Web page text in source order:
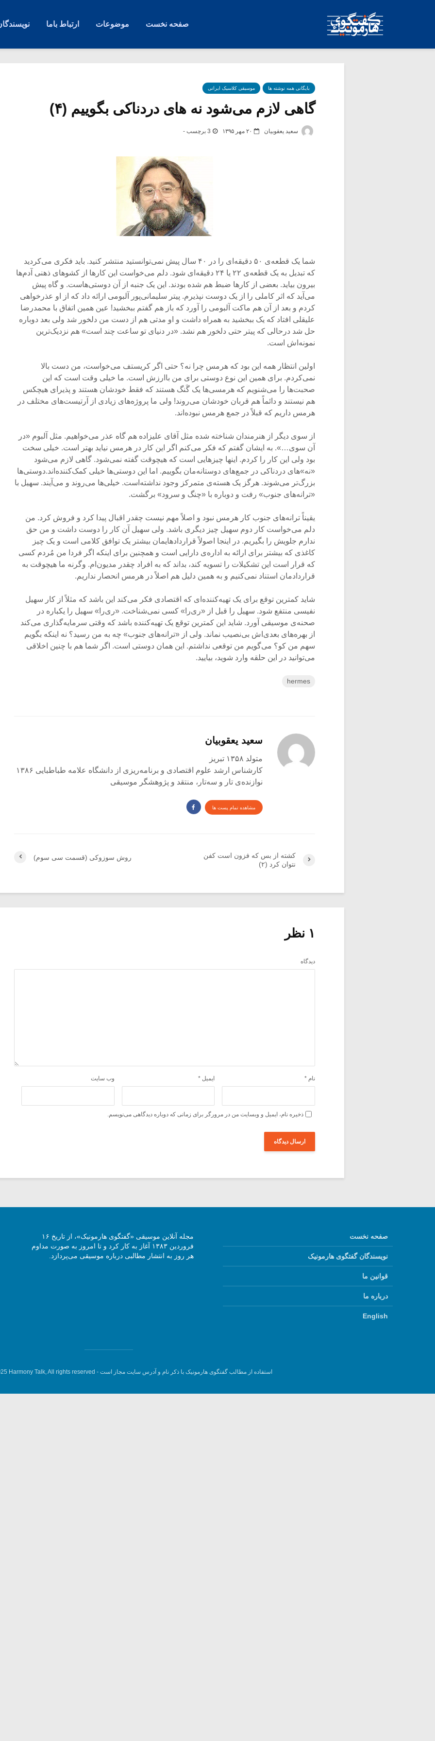
صفحه نخست موضوعات ارتباط باما
بایگانی همه نوشته ها موسیقی کلاسیک ایرانی
گاهی لازم می‌شود نه های دردناکی بگوییم (۴)
سعید یعقوبیان ۲۰ مهر ۱۳۹۵ 3 برچسب -
شما یک قطعه‌ی ۵۰ دقیقه‌ای را در ۴۰ سال پیش نمی‌توانستید منتشر کنید. باید فکری می‌کردید
که تبدیل به یک قطعه‌ی ۲۲ یا ۲۴ دقیقه‌ای شود. دلم می‌خواست این کارها از کشوهای ذهنی آدم‌ها
بیرون بیاید. بعضی‌ از کارها ضبط هم ‌شده بودند. این یک جنبه از آن دوستی‌هاست. و گاه پیش
می‌آید که اثر کاملی را از یک دوست نپذیرم. پیتر سلیمانی‌پور آلبومی ارائه داد که از او عذرخواهی
کردم و بعد از آن هم ماکت آلبومی را آورد که باز هم گفتم ببخشید! عین همین اتفاق با محمدرضا
علیقلی افتاد که یک ببخشید به همراه داشت و او مدتی هم از دست من دلخور شد ولی بعد دوباره
حل شد درحالی که پیتر حتی دلخور هم نشد. «در دنیای تو ساعت چند است» هم نزدیک‌ترین
نمونه‌اش است.
اولین انتظار همه این بود که هرمس چرا نه؟ حتی اگر کریستف می‌خواست، من دست بالا
نمی‌کردم. برای همین این نوع دوستی برای من باارزش است. ما خیلی وقت است که این
صحبت‌ها را می‌شنویم که هرمسی‌ها یک گَنگ هستند که فقط خودشان هستند و پذیرای هیچکس
هم نیستند و دائماً هم قربان خودشان می‌روند! ولی ما پروژه‌های زیادی از آرتیست‌های مختلف در
هرمس داریم که قبلاً در جمع هرمس نبوده‌اند.
از سوی دیگر از هنرمندان شناخته شده مثل آقای علیزاده هم گاه عذر می‌خواهیم. مثل آلبوم «در
آن سوی…». به ایشان گفتم که فکر می‌کنم اگر این کار در هرمس نیاید بهتر است. خیلی سخت
بود ولی این کار را کردم. اینها چیزهایی است که هیچوقت گفته نمی‌شود. گاهی لازم می‌شود
«نه»های دردناکی در جمع‌های دوستانه‌مان بگوییم. اما این دوستی‌ها خیلی کمک‌کننده‌اند.دوستی‌ها
بزرگ‌تر می‌شوند. هرگز یک هسته‌ی متمرکز وجود نداشته‌است. خیلی‌ها می‌روند و می‌آیند. سهیل با
«ترانه‌های جنوب» رفت و دوباره با «چنگ و سرود» برگشت.
یقیناً ترانه‌های جنوب کار هرمس نبود و اصلاً مهم نیست چقدر اقبال پیدا کرد و فروش کرد. من
دلم می‌خواست کار دوم سهیل چیز دیگری باشد. ولی سهیل آن کار را دوست داشت و من حق
ندارم جلویش را بگیریم. در اینجا اصولاً قراردادهایمان بیشتر یک توافق کلامی است و یک چیز
کاغذی که بیشتر برای ارائه به اداره‌ی دارایی است و همچنین برای اینکه اگر فردا من مُردم کسی
که قرار است این تشکیلات را تسویه کند، بداند که به افراد چقدر مدیون‌ام. وگرنه ما هیچوقت به
قراردادمان استناد نمی‌کنیم و به همین دلیل هم اصلاً در هرمس انحصار نداریم.
شاید کمترین توقع برای یک تهیه‌کننده‌ای که اقتصادی فکر می‌کند این باشد که مثلاً از کار سهیل
نفیسی منتفع شود. سهیل را قبل از «ری‌را» کسی نمی‌شناخت. «ری‌را» سهیل را یکباره در
صحنه‌ی موسیقی آورد. شاید این کمترین توقع یک تهیه‌کننده باشد که وقتی سرمایه‌گذاری می‌کند
از بهره‌های بعدی‌اش بی‌نصیب نماند. ولی از «ترانه‌های جنوب» چه به من رسید؟ نه اینکه بگویم
سهم من کو؟ می‌گویم من توقعی نداشتم. این همان دوستی است. اگر شما هم با چنین اخلاقی
می‌توانید در این حلقه وارد شوید، بیایید.
hermes
سعید یعقوبیان
متولد ۱۳۵۸ تبریز
کارشناس ارشد علوم اقتصادی و برنامه‌ریزی از دانشگاه علامه طباطبایی ۱۳۸۶
نوازنده‌ی تار و سه‌تار، منتقد و پژوهشگر موسیقی
مشاهده تمام پست ها
روش سوزوکی (قسمت سی سوم)
کشته از بس که فزون است کفن
نتوان کرد (۲)
۱ نظر
دیدگاه
نام * ایمیل * وب‌ سایت
ذخیره نام، ایمیل و وبسایت من در مرورگر برای زمانی که دوباره دیدگاهی می‌نویسم.
صفحه نخست
نویسندگان گفتگوی هارمونیک
قوانین ما
درباره ما
English
مجله آنلاین موسیقی «گفتگوی هارمونیک»، از تاریخ ۱۶
فروردین ۱۳۸۳ آغاز به کار کرد و تا امروز به صورت مداوم
هر روز به انتشار مطالبی درباره موسیقی می‌پردازد.
استفاده از مطالب گفتگوی هارمونیک با ذکر نام و آدرس سایت مجاز است - Harmony Talk, All rights reserved.